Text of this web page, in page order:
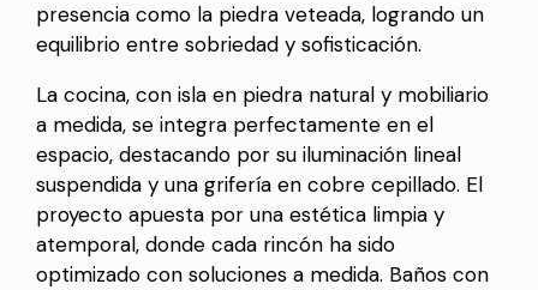
presencia como la piedra veteada, logrando un
equilibrio entre sobriedad y sofisticación.
La cocina, con isla en piedra natural y mobiliario
a medida, se integra perfectamente en el
espacio, destacando por su iluminación lineal
suspendida y una grifería en cobre cepillado. El
proyecto apuesta por una estética limpia y
atemporal, donde cada rincón ha sido
optimizado con soluciones a medida. Baños con